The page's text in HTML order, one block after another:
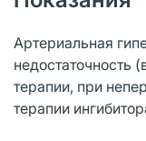
Артериальная
недостаточность
терапии, при
терапии